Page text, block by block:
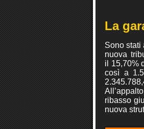
La
Sono stati
nuova
il 15,70%
così a
ribasso
nuova